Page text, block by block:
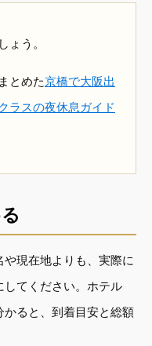
う。
とめた京橋で大阪出
ラスの夜休息ガイド
現在地よりも、実際に
てください。ホテル
ると、到着目安と総額